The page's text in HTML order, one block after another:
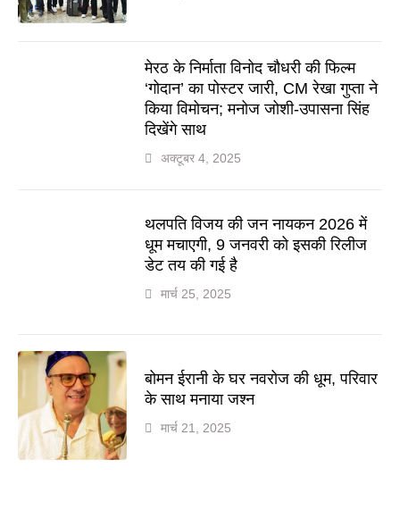
मेरठ के निर्माता विनोद चौधरी की फिल्म
‘गोदान’ का पोस्टर जारी, CM रेखा गुप्ता ने
किया विमोचन; मनोज जोशी-उपासना सिंह
दिखेंगे साथ
अक्टूबर 4, 2025
थलपति विजय की जन नायकन 2026 में
धूम मचाएगी, 9 जनवरी को इसकी रिलीज
डेट तय की गई है
मार्च 25, 2025
बोमन ईरानी के घर नवरोज की धूम, परिवार
के साथ मनाया जश्न
मार्च 21, 2025